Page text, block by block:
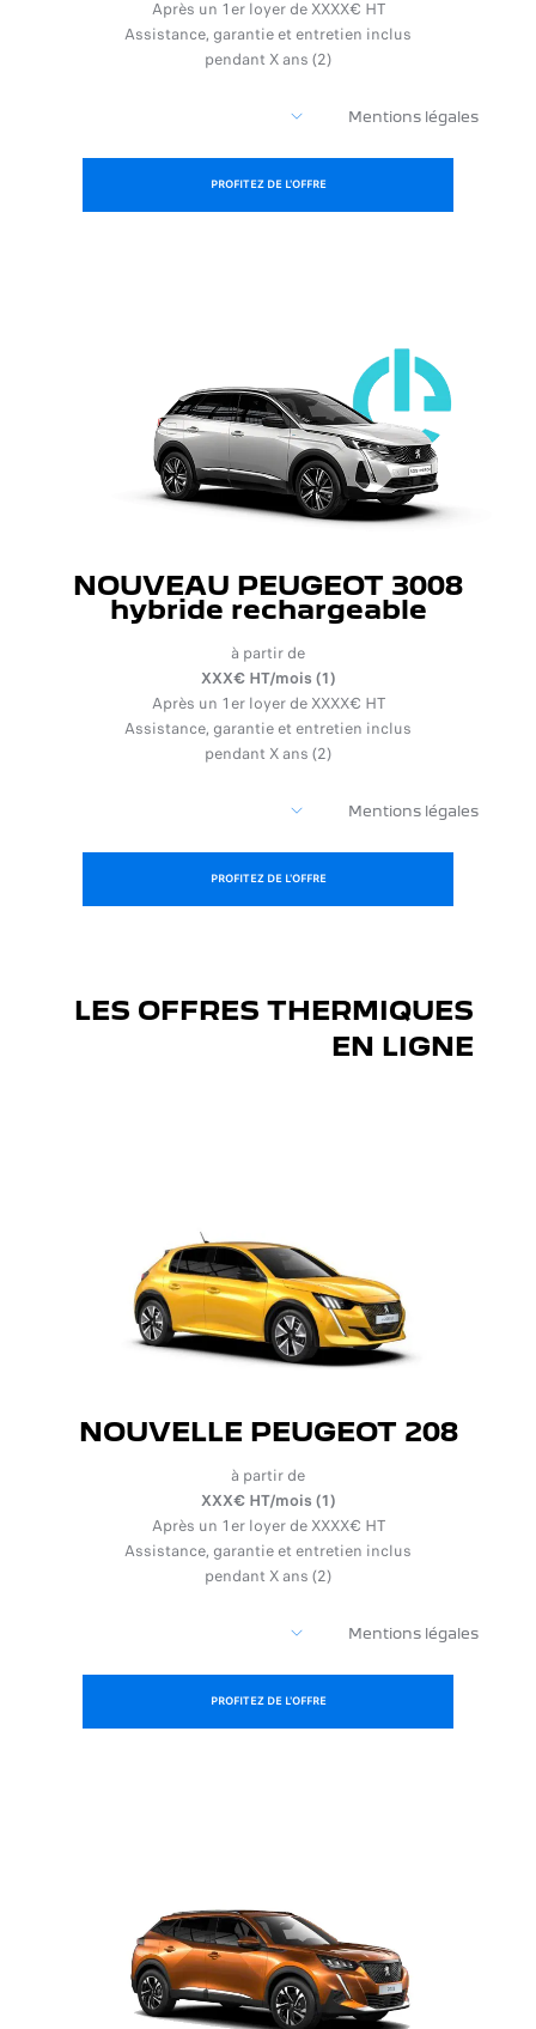
Après un 1er loyer de XXXX€ HT
Assistance, garantie et entretien inclus
pendant X ans (2)
Mentions légales
PROFITEZ DE L'OFFRE
NOUVEAU PEUGEOT 3008
hybride rechargeable
à partir de
XXX€ HT/mois (1)
Après un 1er loyer de XXXX€ HT
Assistance, garantie et entretien inclus
pendant X ans (2)
Mentions légales
PROFITEZ DE L'OFFRE
LES OFFRES THERMIQUES
EN LIGNE
NOUVELLE PEUGEOT 208
à partir de
XXX€ HT/mois (1)
Après un 1er loyer de XXXX€ HT
Assistance, garantie et entretien inclus
pendant X ans (2)
Mentions légales
PROFITEZ DE L'OFFRE